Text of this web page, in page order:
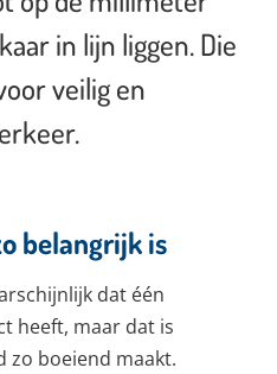
in lijn liggen. Die
veilig en
belangrijk is
dat één
heeft, maar dat is
zo boeiend maakt.